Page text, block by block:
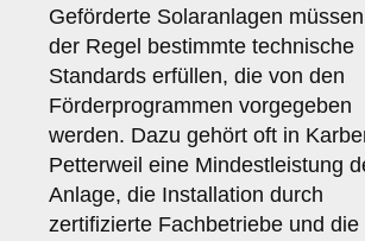
Geförderte Solaranlagen
der Regel bestimmte technische
Standards erfüllen, die von den
Förderprogrammen vorgegeben
werden. Dazu gehört oft in
Petterweil eine Mindestleistung
Anlage, die Installation durch
zertifizierte Fachbetriebe und die